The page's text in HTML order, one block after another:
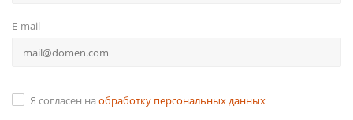
E-mail
Я согласен на обработку персональных данных